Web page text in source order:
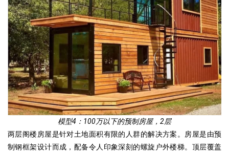
模型4：100万以下的预制房屋，2层
两层阁楼房屋是针对土地面积有限的人群的解决方案。房屋是由预
制钢框架设计而成，配备令人印象深刻的螺旋户外楼梯。顶层覆盖